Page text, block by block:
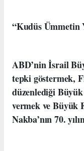
“Kudüs Ümmetin
ABD’nin İsrail
tepki göstermek,
düzenlediği
vermek ve Büyük
Nakba’nın 70.